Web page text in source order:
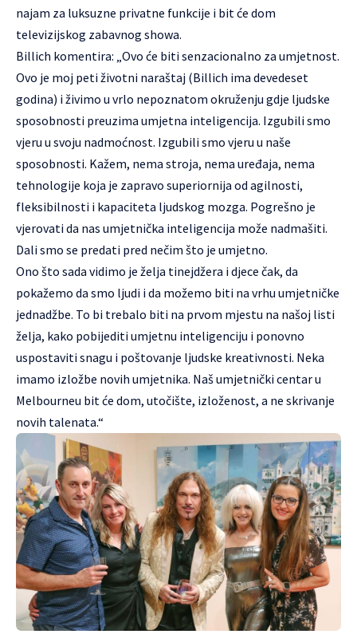
najam za luksuzne privatne funkcije i bit će dom
televizijskog zabavnog showa.
Billich komentira: „Ovo će biti senzacionalno za umjetnost.
Ovo je moj peti životni naraštaj (Billich ima devedeset
godina) i živimo u vrlo nepoznatom okruženju gdje ljudske
sposobnosti preuzima umjetna inteligencija. Izgubili smo
vjeru u svoju nadmoćnost. Izgubili smo vjeru u naše
sposobnosti. Kažem, nema stroja, nema uređaja, nema
tehnologije koja je zapravo superiornija od agilnosti,
fleksibilnosti i kapaciteta ljudskog mozga. Pogrešno je
vjerovati da nas umjetnička inteligencija može nadmašiti.
Dali smo se predati pred nečim što je umjetno.
Ono što sada vidimo je želja tinejdžera i djece čak, da
pokažemo da smo ljudi i da možemo biti na vrhu umjetničke
jednadžbe. To bi trebalo biti na prvom mjestu na našoj listi
želja, kako pobijediti umjetnu inteligenciju i ponovno
uspostaviti snagu i poštovanje ljudske kreativnosti. Neka
imamo izložbe novih umjetnika. Naš umjetnički centar u
Melbourneu bit će dom, utočište, izloženost, a ne skrivanje
novih talenata.“